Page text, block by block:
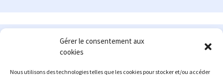
Gérer le consentement aux
cookies
Nous utilisons des technologies telles que les cookies pour stocker et/ou accéder
Le site en quelques mots
: passionné d'automobile ancienne depuis de
nombreuses années, j'ai commencé à partager ma passion sur